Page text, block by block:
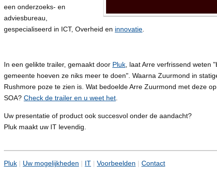
een onderzoeks- en
adviesbureau,
gespecialiseerd in ICT, Overheid en innovatie
In een gelikte trailer, gemaakt door Pluk, laat Arre verfrissend weten
gemeente hoeven ze niks meer te doen". Waarna Zuurmond in
Rushmore poze te zien is. Wat bedoelde Arre Zuurmond met deze
SOA? Check de trailer en u weet het.
Uw presentatie of product ook succesvol onder de aandacht?
Pluk maakt uw IT levendig.
Pluk Uw mogelijkheden IT Voorbeelden Contact